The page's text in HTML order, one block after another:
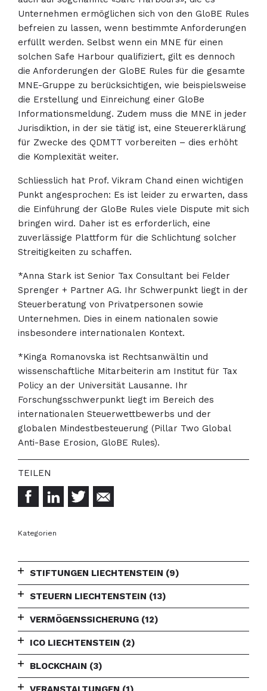
Unternehmen ermöglichen sich von den GloBE Rules
befreien zu lassen, wenn bestimmte Anforderungen
erfüllt werden. Selbst wenn ein MNE für einen
solchen Safe Harbour qualifiziert, gilt es dennoch
die Anforderungen der GloBE Rules für die gesamte
MNE-Gruppe zu berücksichtigen, wie beispielsweise
die Erstellung und Einreichung einer GloBe
Informationsmeldung. Zudem muss die MNE in jeder
Jurisdiktion, in der sie tätig ist, eine Steuererklärung
für Zwecke des QDMTT vorbereiten – dies erhöht
die Komplexität weiter.
Schliesslich hat Prof. Vikram Chand einen wichtigen
Punkt angesprochen: Es ist leider zu erwarten, dass
die Einführung der GloBe Rules viele Dispute mit sich
bringen wird. Daher ist es erforderlich, eine
zuverlässige Plattform für die Schlichtung solcher
Streitigkeiten zu schaffen.
*Anna Stark ist Senior Tax Consultant bei Felder
Sprenger + Partner AG. Ihr Schwerpunkt liegt in der
Steuerberatung von Privatpersonen sowie
Unternehmen. Dies in einem nationalen sowie
insbesondere internationalen Kontext.
*Kinga Romanovska ist Rechtsanwältin und
wissenschaftliche Mitarbeiterin am Institut für Tax
Policy an der Universität Lausanne. Ihr
Forschungsschwerpunkt liegt im Bereich des
internationalen Steuerwettbewerbs und der
globalen Mindestbesteuerung (Pillar Two Global
Anti-Base Erosion, GloBE Rules).
Kategorien
STIFTUNGEN LIECHTENSTEIN (9)
STEUERN LIECHTENSTEIN (13)
VERMÖGENSSICHERUNG (12)
ICO LIECHTENSTEIN (2)
BLOCKCHAIN (3)